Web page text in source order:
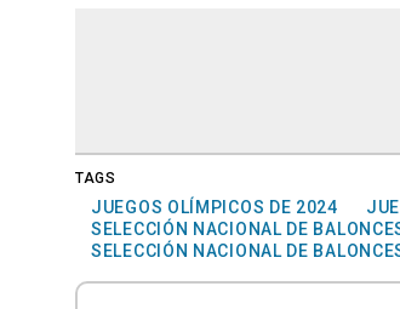
TAGS
JUEGOS OLÍMPICOS DE 2024
SELECCIÓN NACIONAL DE
SELECCIÓN NACIONAL DE